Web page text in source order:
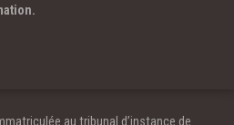
au tribunal d’instance de